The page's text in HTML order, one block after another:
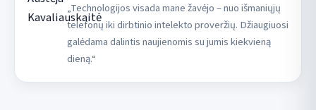
„Technologijos visada mane žavėjo – nuo išmaniųjų
telefonų iki dirbtinio intelekto proveržių. Džiaugiuosi
galėdama dalintis naujienomis su jumis kiekvieną
dieną.“